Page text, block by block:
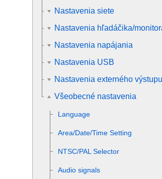
Nastavenia siete
Nastavenia hľadáčika/
Nastavenia napájania
Nastavenia USB
Nastavenia externého výstupu
Všeobecné nastavenia
Language
Area/Date/Time Setting
NTSC/PAL Selector
Audio signals